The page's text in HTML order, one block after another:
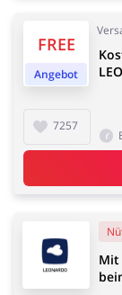
FREE
Angebot
7257
Mit